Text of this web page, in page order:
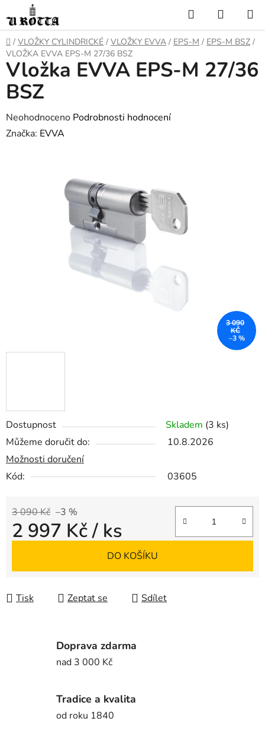
na
obsah
Hledat
KOŠÍK
DOMŮ
/ VLOŽKY CYLINDRICKÉ / VLOŽKY EVVA / EPS-M / EPS-M BSZ /
VLOŽKA EVVA EPS-M 27/36 BSZ
Dostupnost Skladem (3 ks)
Můžeme doručit do:
10.8.2026
Možnosti doručení
Kód:
03605
3 090 Kč –3 %
2 997 Kč/ ks
DO KOŠÍKU
Tisk Zeptat se Sdílet
Vložka EVVA EPS-M 27/36
BSZ
Průměrné
hodnocení
Neohodnoceno Podrobnosti hodnocení
Značka: EVVA
3 090
KČ
–3 %
Doprava zdarma
nad 3 000 Kč
Tradice a kvalita
od roku 1840